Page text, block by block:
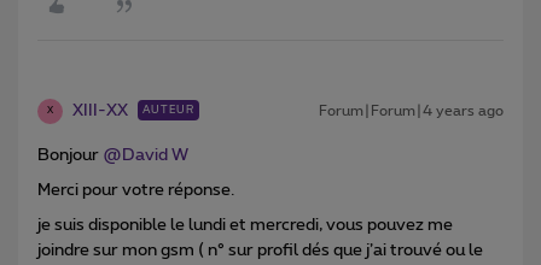
X XIII-XX AUTEUR Forum|Forum|4 years ago
Bonjour @David W
Merci pour votre réponse.
je suis disponible le lundi et mercredi, vous pouvez me
joindre sur mon gsm ( n° sur profil dés que j’ai trouvé ou le